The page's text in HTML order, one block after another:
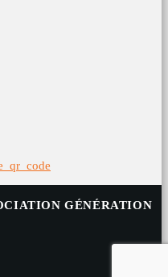
GÉNÉRATION